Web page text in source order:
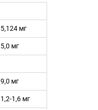
5,124 мг
5,0 мг
9,0 мг
1,2-1,6 мг